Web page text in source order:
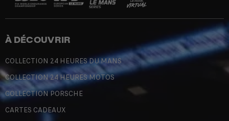
À DÉCOUVRIR
COLLECTION 24 HEURES DU MANS
COLLECTION 24 HEURES MOTOS
COLLECTION PORSCHE
CARTES CADEAUX